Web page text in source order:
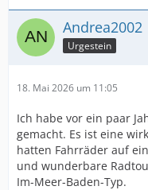
Andrea2002
Urgestein
18. Mai 2026 um 11:05
Ich habe vor ein paar
gemacht. Es ist eine
hatten Fahrräder auf
und wunderbare
Im-Meer-Baden-Typ.